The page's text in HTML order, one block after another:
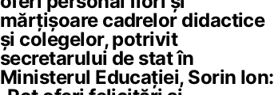
mărțișoare cadrelor didactice
și colegelor, potrivit
secretarului de stat în
Ministerul Educației, Sorin Ion: